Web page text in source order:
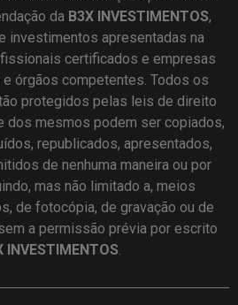
da B3X INVESTIMENTOS,
investimentos apresentadas na
certificados e empresas
e órgãos competentes. Todos os
protegidos pelas leis de direito
dos mesmos podem ser copiados,
republicados, apresentados,
de nenhuma maneira ou por
mas não limitado a, meios
de fotocópia, de gravação ou de
a permissão prévia por escrito
INVESTIMENTOS.